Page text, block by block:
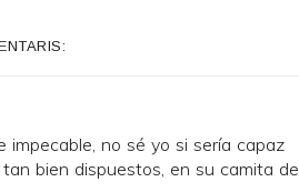
no sé yo si sería capaz
bien dispuestos, en su camita de